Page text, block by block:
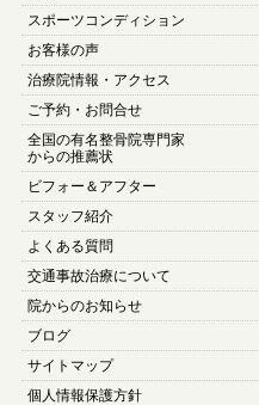
スポーツコンディション
お客様の声
治療院情報・アクセス
ご予約・お問合せ
全国の有名整骨院専門家
からの推薦状
ビフォー＆アフター
スタッフ紹介
よくある質問
交通事故治療について
院からのお知らせ
ブログ
サイトマップ
個人情報保護方針